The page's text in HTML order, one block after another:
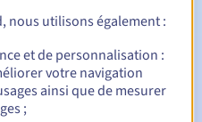
pour notification de la
nous utilisons également :
et de personnalisation :
votre navigation
ainsi que de mesurer
;